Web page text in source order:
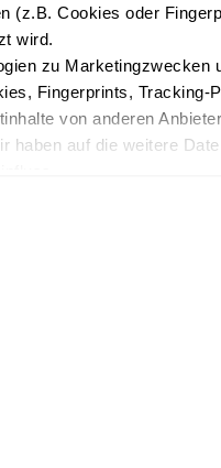
(z.B. Cookies oder
wird.
zu Marketingzwecken
Fingerprints, Tracking-
von anderen
haben auf die weitere
Mehr Informationen